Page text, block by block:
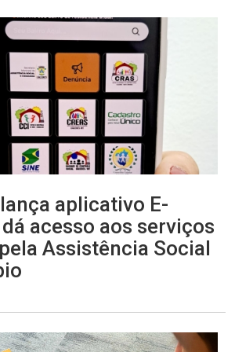
aplicativo E-
acesso aos serviços
Assistência Social